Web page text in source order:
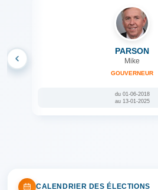
PARSON
Mike
GOUVERNEUR
du 01-06-2018
au 13-01-2025
CALENDRIER DES ÉLECTIONS